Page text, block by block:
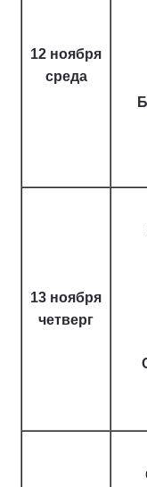
12 ноября
среда
13 ноября
четверг